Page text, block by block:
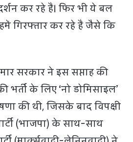
कर रहे हैं। फिर भी ये बल
गिरफ्तार कर रहे हैं जैसे कि
सरकार ने इस सप्ताह की
के लिए ‘नो डोमिसाइल’
की थी, जिसके बाद विपक्षी
(भाजपा) के साथ-साथ